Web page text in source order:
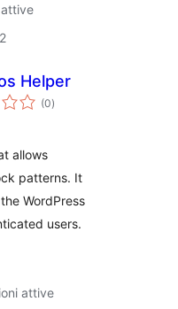
Helper
(0valutazioni
totali
)
allows
patterns. It
WordPress
users.
attive